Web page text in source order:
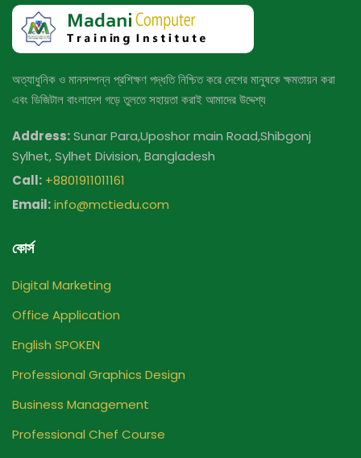
অত্যাধুনিক ও মানসম্পন্ন প্রশিক্ষণ পদ্ধতি নিশ্চিত করে দেশের মানুষকে ক্ষমতায়ন করা
এবং ডিজিটাল বাংলাদেশ গড়ে তুলতে সহায়তা করাই আমাদের উদ্দেশ্য
Address:Sunar Para,Uposhor main Road,Shibgonj
Sylhet, Sylhet Division, Bangladesh
Call: +8801911011161
Email:info@mctiedu.com
কোর্স
Digital Marketing
Office Application
English SPOKEN
Professional Graphics Design
Business Management
Professional Chef Course